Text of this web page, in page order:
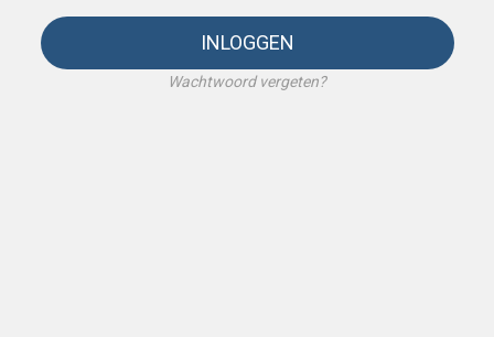
INLOGGEN
Wachtwoord vergeten?